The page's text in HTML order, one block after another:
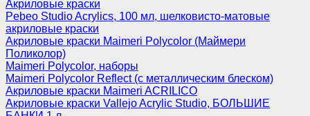
Акриловые краски
Pebeo Studio Acrylics, 100 мл, шелковисто-матовые
акриловые краски
Акриловые краски Maimeri Polycolor (Маймери
Поликолор)
Maimeri Polycolor, наборы
Maimeri Polycolor Reflect (с металлическим блеском)
Акриловые краски Maimeri ACRILICO
Акриловые краски Vallejo Acrylic Studio, БОЛЬШИЕ